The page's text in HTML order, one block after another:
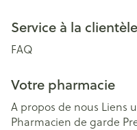
Service à la clientèle
FAQ
Votre pharmacie
A propos de nous Liens
Pharmacien de garde